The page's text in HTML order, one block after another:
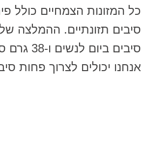
כל המזונות הצמחיים כולל
אנחנו יכולים לצרוך פחות